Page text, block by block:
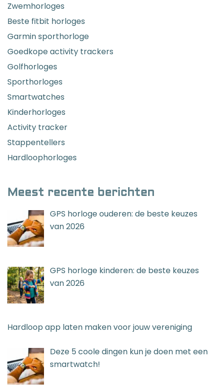
Zwemhorloges
Beste fitbit horloges
Garmin sporthorloge
Goedkope activity trackers
Golfhorloges
Sporthorloges
Smartwatches
Kinderhorloges
Activity tracker
Stappentellers
Hardloophorloges
Meest recente berichten
GPS horloge ouderen: de beste keuzes
van 2026
GPS horloge kinderen: de beste keuzes
van 2026
Hardloop app laten maken voor jouw vereniging
Deze 5 coole dingen kun je doen met een
smartwatch!